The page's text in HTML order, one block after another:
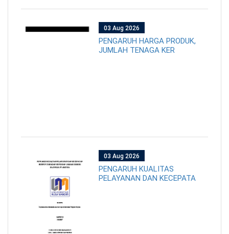
03 Aug 2026
PENGARUH HARGA PRODUK,
JUMLAH TENAGA KER
03 Aug 2026
PENGARUH KUALITAS
PELAYANAN DAN KECEPATA